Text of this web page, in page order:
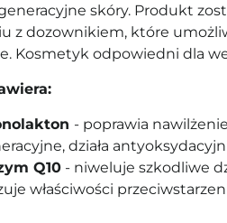
skóry. Produkt
z dozownikiem, które
Kosmetyk odpowiedni dla
- poprawia
działa
Q10 - niweluje szkodliwe
właściwości